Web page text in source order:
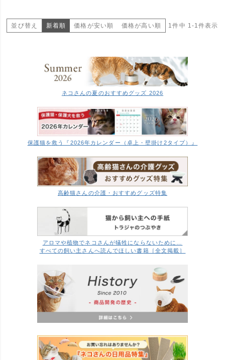
並び替え 新着順 価格が安い順 価格が高い順 1件中 1-1件表示
ネコさんの夏のおすすめグッズ 2026
保護猫を救う『2026年カレンダー（卓上・壁掛け2タイプ）』
高齢猫さんの介護・おすすめグッズ特集
アロマや植物でネコさんが犠牲にならないために…
すべての飼い主さんへ読んでほしい書籍［全文掲載］